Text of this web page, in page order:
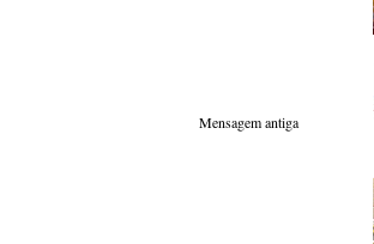
Mensagem antiga